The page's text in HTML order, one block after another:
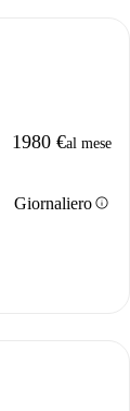
1980 €al mese
Giornalieroinfo